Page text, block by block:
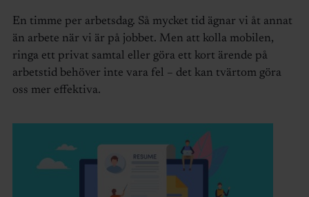
En timme per arbetsdag. Så mycket tid ägnar vi åt annat
än arbete när vi är på jobbet. Men att kolla mobilen,
ringa ett privat samtal eller göra ett kort ärende på
arbetstid behöver inte vara fel – det kan tvärtom göra
oss mer effektiva.